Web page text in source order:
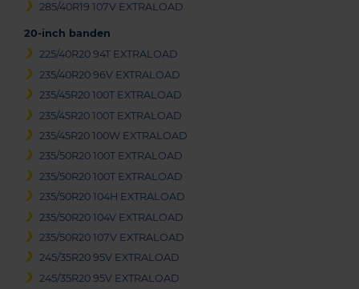
285/40R19 107V EXTRALOAD
20-inch banden
225/40R20 94T EXTRALOAD
235/40R20 96V EXTRALOAD
235/45R20 100T EXTRALOAD
235/45R20 100T EXTRALOAD
235/45R20 100W EXTRALOAD
235/50R20 100T EXTRALOAD
235/50R20 100T EXTRALOAD
235/50R20 104H EXTRALOAD
235/50R20 104V EXTRALOAD
235/50R20 107V EXTRALOAD
245/35R20 95V EXTRALOAD
245/35R20 95V EXTRALOAD